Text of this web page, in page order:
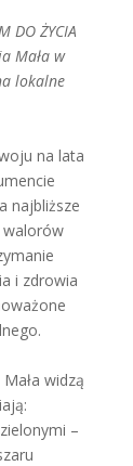
DO ŻYCIA
Mała w
lokalne
na lata
najbliższe
walorów
i zdrowia
widzą
–